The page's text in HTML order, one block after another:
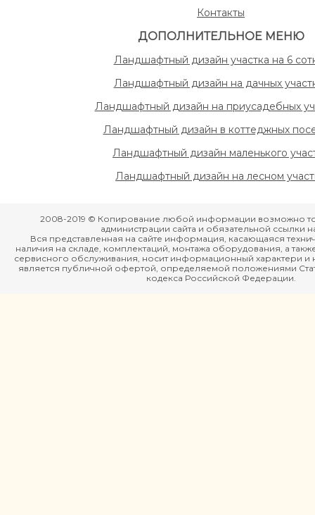
Контакты
ДОПОЛНИТЕЛЬНОЕ МЕНЮ
Ландшафтный дизайн участка на 6
Ландшафтный дизайн на дачных
Ландшафтный дизайн на приусадебных
Ландшафтный дизайн в коттеджных
Ландшафтный дизайн маленького
Ландшафтный дизайн на лесном
2008-2019 © Копирование любой информации возможно
администрации сайта и обязательной ссылки
Вся представленная на сайте информация, касающаяся
наличия на складе, комплектаций, монтажа оборудования, а
сервисного обслуживания, носит информационный характери и
является публичной офертой, определяемой положениями
кодекса Российской Федерации.